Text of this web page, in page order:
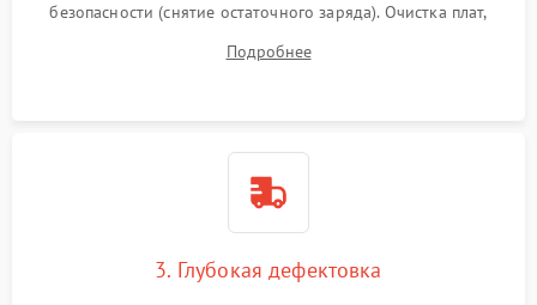
безопасности (снятие остаточного заряда). Очистка плат,
и кистей для предотвращения перегрева и замыканий.
Подробнее
3. Глубокая дефектовка